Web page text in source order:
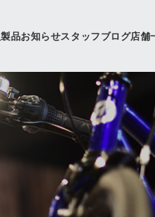
品お知らせスタッフブログ店舗